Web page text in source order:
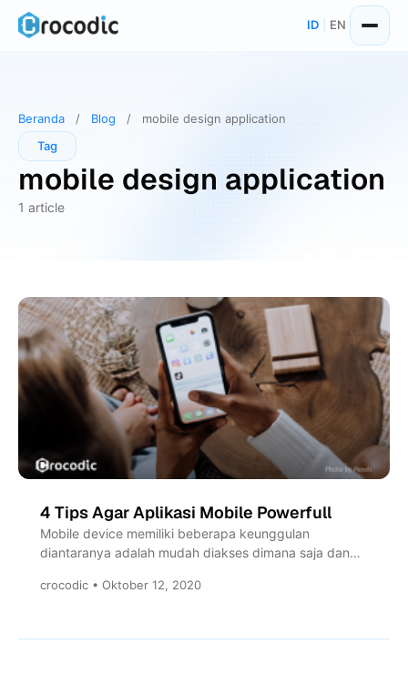
Skip
ID EN
Beranda / Blog /
mobile design application
Tag
mobile design application
1 article
4 Tips Agar Aplikasi Mobile Powerfull
Mobile device memiliki beberapa keunggulan
diantaranya adalah mudah diakses dimana saja dan
crocodic • Oktober 12, 2020